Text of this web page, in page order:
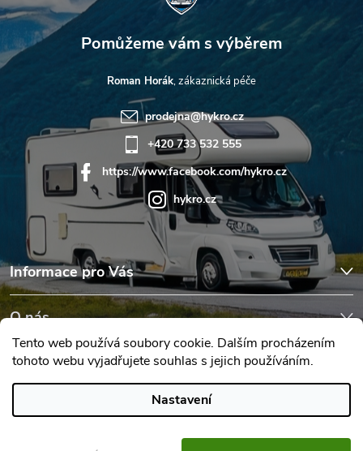
Tento web používá soubory cookie. Dalším procházením
tohoto webu vyjadřujete souhlas s jejich používáním.
Nastavení
Informace pro Vás
O nás
Hodnocení obchodu
Roman Horák
prodejna@hykro.cz
+420 733 532 555
https://www.facebook.com/hykro.cz
hykro.cz
Copyright 2026Karavany Hykro. Všechna práva vyhrazena.Upravit
nastavení cookies